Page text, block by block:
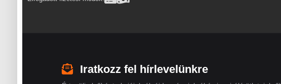
Iratkozz fel hírlevelünkre